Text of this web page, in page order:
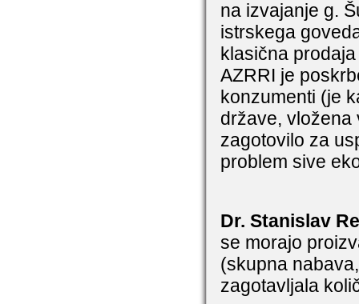
na izvajanje g.
istrskega
klasična
AZRRI je
konzumenti (je
države,
zagotovilo za
problem sive
Dr. Stanislav
se morajo
(skupna
zagotavljala